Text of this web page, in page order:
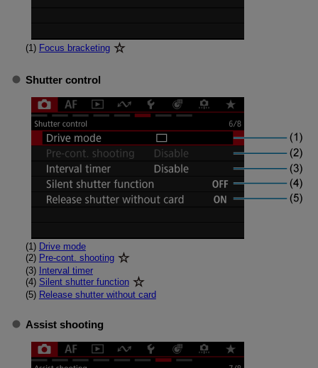
(1) Focus bracketing
Shutter control
(1) Drive mode
(2) Pre-cont. shooting
(3)
Interval timer
(4) Silent shutter function
(5) Release shutter without card
Assist shooting